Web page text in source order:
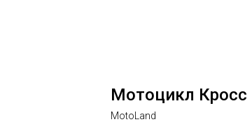
Мотоцикл Кросс
MotoLand